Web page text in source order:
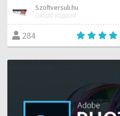
Szoftversuli.hu
Oktató központ
284